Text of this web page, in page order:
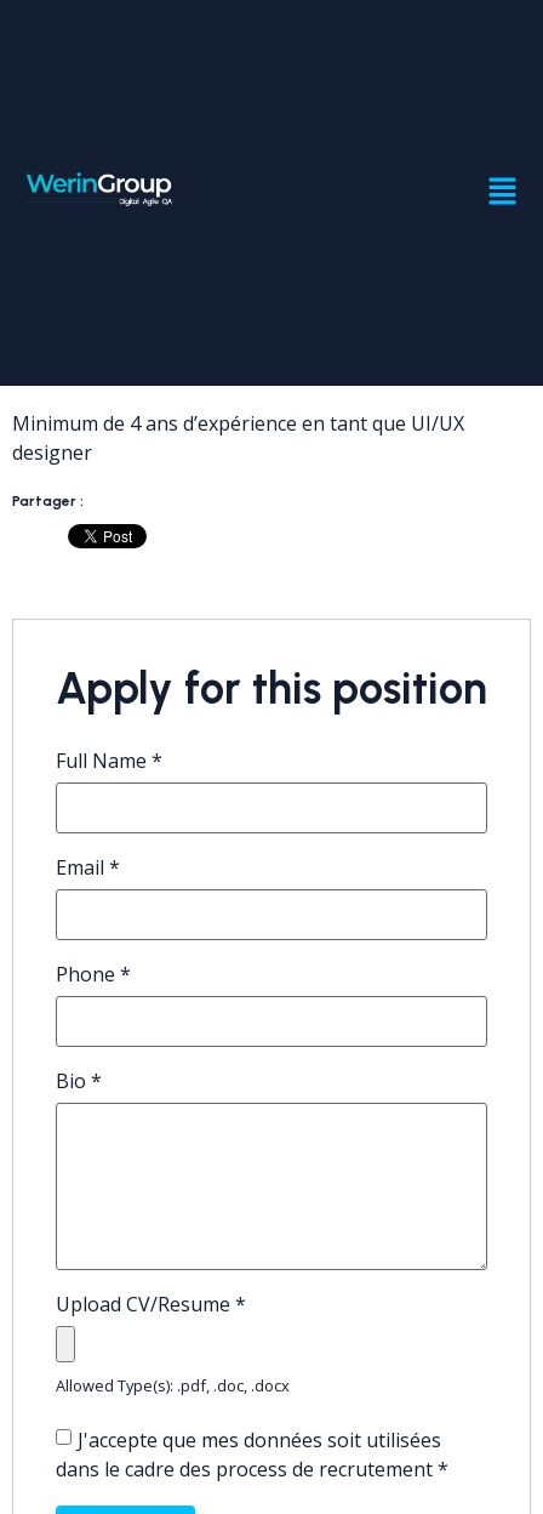
UI/UX DESIGNER SENIOR
Minimum de 4 ans d’expérience en tant que UI/UX
designer
Partager :
Apply for this position
Full Name *
Email *
Phone *
Bio *
Upload CV/Resume *
Allowed Type(s): .pdf, .doc, .docx
J'accepte que mes données soit utilisées
dans le cadre des process de recrutement*